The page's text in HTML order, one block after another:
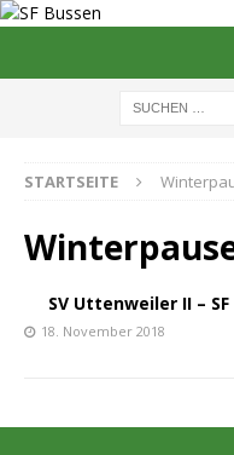
STARTSEITE
SV Uttenweiler II –
18. November 2018